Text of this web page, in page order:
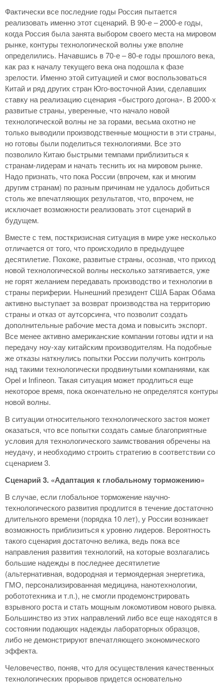
Фактически все последние годы Россия пытается
реализовать именно этот сценарий. В 90-е – 2000-е годы,
когда Россия была занята выбором своего места на мировом
рынке, контуры технологической волны уже вполне
определились. Начавшись в 70-е – 80-е годы прошлого века,
как раз к началу текущего века она подошла к фазе
зрелости. Именно этой ситуацией и смог воспользоваться
Китай и ряд других стран Юго-восточной Азии, сделавших
ставку на реализацию сценария «быстрого догона». В 2000-х
развитые страны, уверенные, что начало новой
технологической волны не за горами, весьма охотно не
только выводили производственные мощности в эти страны,
но готовы были поделиться технологиями. Все это
позволило Китаю быстрыми темпами приблизиться к
странам-лидерам и начать теснить их на мировом рынке.
Надо признать, что пока России (впрочем, как и многим
другим странам) по разным причинам не удалось добиться
столь же впечатляющих результатов, что, впрочем, не
исключает возможности реализовать этот сценарий в
будущем.
Вместе с тем, посткризисная ситуация в мире уже несколько
отличается от того, что происходило в предыдущее
десятилетие. Похоже, развитые страны, осознав, что приход
новой технологической волны несколько затягивается, уже
не горят желанием передавать производство и технологии в
страны периферии. Нынешний президент США Барак Обама
активно выступает за возврат производства на территорию
страны и отказ от аутсорсинга, что позволит создать
дополнительные рабочие места дома и повысить экспорт.
Все менее активно американские компании готовы идти и на
передачу ноу-хау китайским производителям. На подобные
же отказы наткнулись попытки России получить контроль
над такими технологически продвинутыми компаниями, как
Opel и Infineon. Такая ситуация может продлиться еще
некоторое время, пока окончательно не определятся контуры
новой волны.
В ситуации относительного технологического застоя может
оказаться, что все попытки создать самые благоприятные
условия для технологического заимствования обречены на
неудачу, и необходимо строить стратегию в соответствии со
сценарием 3.
Сценарий 3. «Адаптация к глобальному торможению»
В случае, если глобальное торможение научно-
технологического развития продлится в течение достаточно
длительного времени (порядка 10 лет), у России возникает
возможность приблизиться к уровню лидеров. Вероятность
такого сценария достаточно велика, ведь пока все
направления развития технологий, на которые возлагались
большие надежды в последнее десятилетие
(альтернативная, водородная и термоядерная энергетика,
ГМО, персонализированная медицина, нанотехнологии,
робототехника и т.п.), не смогли продемонстрировать
взрывного роста и стать мощным локомотивом нового рывка.
Большинство из этих направлений либо все еще находятся в
состоянии подающих надежды лабораторных образцов,
либо не демонстрируют впечатляющего экономического
эффекта.
Человечество, поняв, что для осуществления качественных
технологических прорывов придется основательно